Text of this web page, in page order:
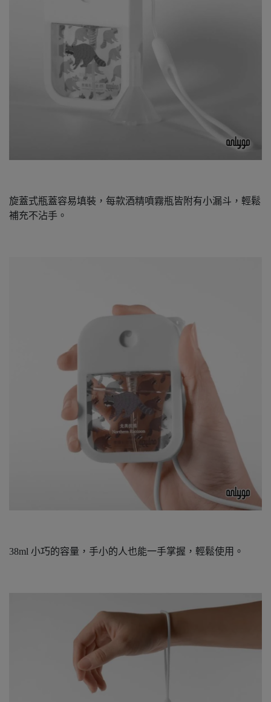
旋蓋式瓶蓋容易填裝，每款酒精噴霧瓶皆附有小漏斗，輕鬆
補充不沾手。
38ml 小巧的容量，手小的人也能一手掌握，輕鬆使用。